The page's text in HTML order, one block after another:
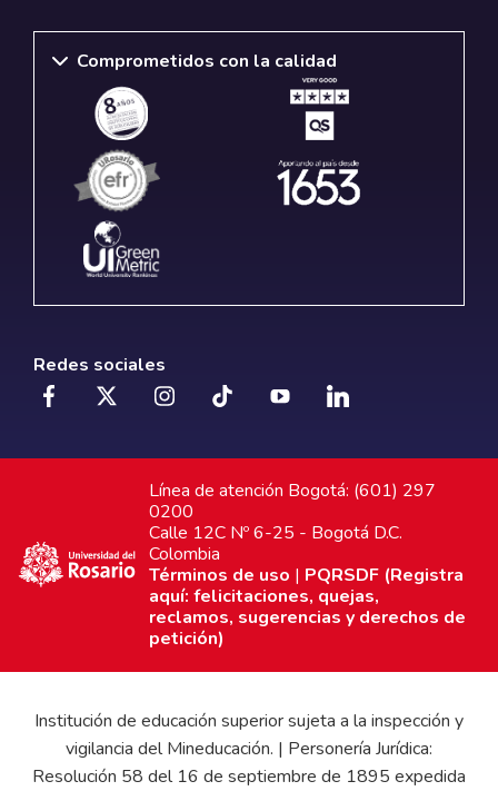
Comprometidos con la calidad
Redes sociales
Línea de atención Bogotá: (601) 297
0200
Calle 12C Nº 6-25 - Bogotá D.C.
Colombia
Términos de uso | PQRSDF (Registra
aquí: felicitaciones, quejas,
reclamos, sugerencias y derechos de
petición)
Institución de educación superior sujeta a la inspección y
vigilancia del Mineducación. | Personería Jurídica:
Resolución 58 del 16 de septiembre de 1895 expedida